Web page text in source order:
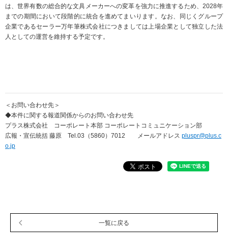
は、世界有数の総合的な文具メーカーへの変革を強力に推進するため、2028年
までの期間において段階的に統合を進めてまいります。なお、同じくグループ
企業であるセーラー万年筆株式会社につきましては上場企業として独立した法
人としての運営を維持する予定です。
＜お問い合わせ先＞
◆本件に関する報道関係からのお問い合わせ先
プラス株式会社 コーポレート本部 コーポレートコミュニケーション部
広報・宣伝統括 藤原 Tel.03（5860）7012 メールアドレス pluspr@plus.c
o.jp
一覧に戻る